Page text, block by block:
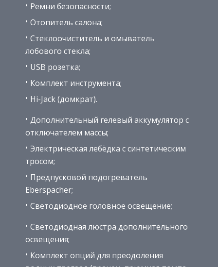
Ремни безопасности;
Отопитель салона;
Стеклоочиститель и омыватель
лобового стекла;
USB розетка;
Комплект инструмента;
Hi-Jack (домкрат).
Дополнительный гелевый аккумулятор с
отключателем массы;
Электрическая лебёдка с синтетическим
тросом;
Предпусковой подогреватель
Eberspacher;
Светодиодное головное освещение;
Светодиодная люстра дополнительного
освещения;
Комплект опций для преодоления